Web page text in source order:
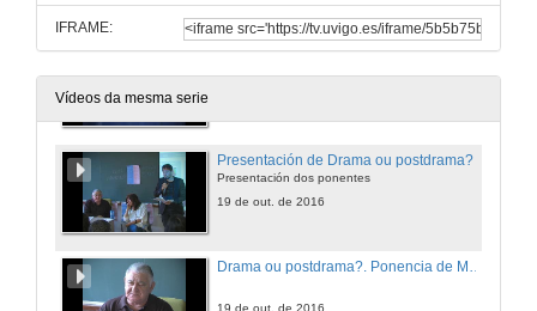
IFRAME:
Vídeos da mesma serie
Poesía ou performance?
Presentación de Drama ou postdrama?
Presentación dos ponentes
19 de out. de 2016
Drama ou postdrama?. Ponencia de Manuel Lourenzo González
19 de out. de 2016